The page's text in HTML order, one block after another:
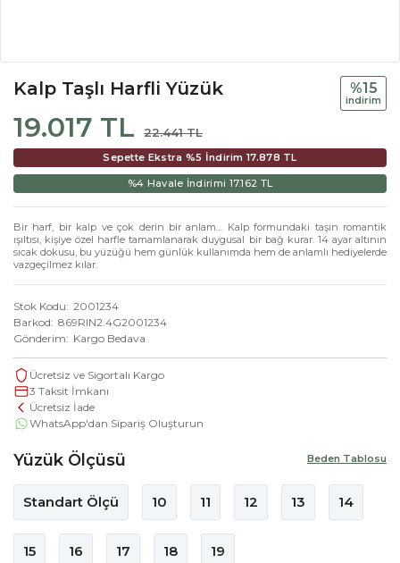
Kalp Taşlı Harfli Yüzük
19.017 TL 22.441 TL
%15
i̇ndi̇ri̇m
Sepette Ekstra %5 İndirim17.878 TL
%4 Havale İndirimi 17.162 TL
Bir harf, bir kalp ve çok derin bir anlam… Kalp formundaki taşın romantik
ışıltısı, kişiye özel harfle tamamlanarak duygusal bir bağ kurar. 14 ayar altının
sıcak dokusu, bu yüzüğü hem günlük kullanımda hem de anlamlı hediyelerde
vazgeçilmez kılar.
Stok Kodu 2001234
Barkod 869RIN2.4G2001234
Gönderim
Kargo Bedava
Ücretsiz ve Sigortalı Kargo
3 Taksit İmkanı
Ücretsiz İade
WhatsApp'dan Sipariş Oluşturun
Beden Tablosu
Yüzük Ölçüsü
Standart Ölçü 10 11 12 13 14
15 16 17 18 19